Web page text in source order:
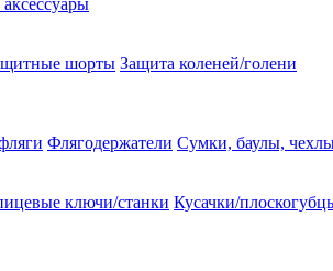
шорты Защита коленей/голени
Флягодержатели Сумки, баулы,
ключи/станки Кусачки/